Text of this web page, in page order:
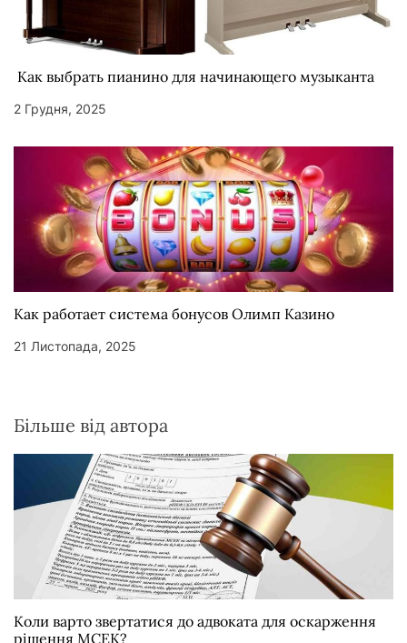
Как выбрать пианино для начинающего музыканта
2 Грудня, 2025
Как работает система бонусов Олимп Казино
21 Листопада, 2025
Більше від автора
Коли варто звертатися до адвоката для оскарження
рішення МСЕК?